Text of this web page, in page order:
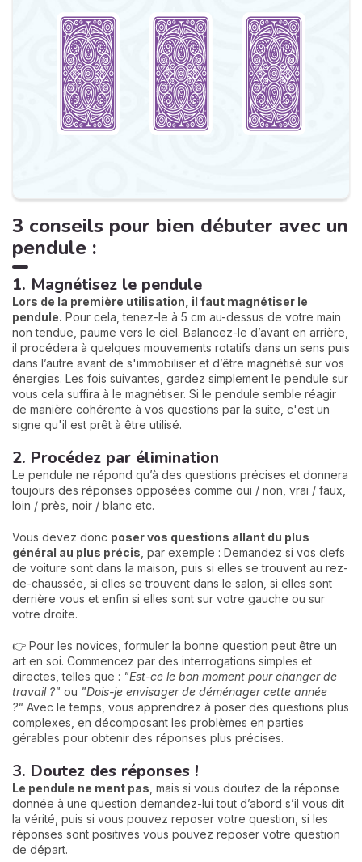
3 conseils pour bien débuter avec un
pendule :
1. Magnétisez le pendule
Lors de la première utilisation, il faut magnétiser le
pendule. Pour cela, tenez-le à 5 cm au-dessus de votre main
non tendue, paume vers le ciel. Balancez-le d’avant en arrière,
il procédera à quelques mouvements rotatifs dans un sens puis
dans l’autre avant de s'immobiliser et d’être magnétisé sur vos
énergies. Les fois suivantes, gardez simplement le pendule sur
vous cela suffira à le magnétiser. Si le pendule semble réagir
de manière cohérente à vos questions par la suite, c'est un
signe qu'il est prêt à être utilisé.
2. Procédez par élimination
Le pendule ne répond qu’à des questions précises et donnera
toujours des réponses opposées comme oui / non, vrai / faux,
loin / près, noir / blanc etc.
Vous devez donc poser vos questions allant du plus
général au plus précis , par exemple : Demandez si vos clefs
de voiture sont dans la maison, puis si elles se trouvent au rez-
de-chaussée, si elles se trouvent dans le salon, si elles sont
derrière vous et enfin si elles sont sur votre gauche ou sur
votre droite.
👉 Pour les novices, formuler la bonne question peut être un
art en soi. Commencez par des interrogations simples et
directes, telles que : "Est-ce le bon moment pour changer de
travail ?" ou "Dois-je envisager de déménager cette année
?" Avec le temps, vous apprendrez à poser des questions plus
complexes, en décomposant les problèmes en parties
gérables pour obtenir des réponses plus précises.
3. Doutez des réponses !
Le pendule ne ment pas , mais si vous doutez de la réponse
donnée à une question demandez-lui tout d’abord s’il vous dit
la vérité, puis si vous pouvez reposer votre question, si les
réponses sont positives vous pouvez reposer votre question
de départ.